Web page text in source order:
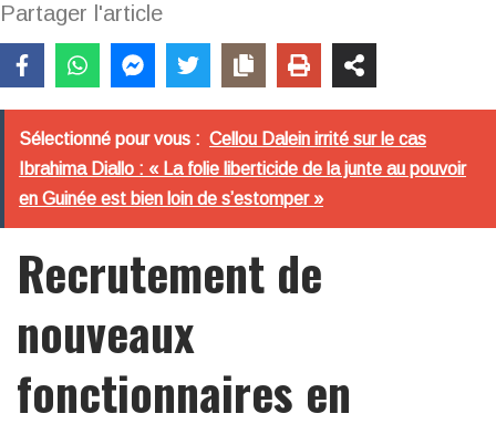
Partager l'article
Sélectionné pour vous : Cellou Dalein irrité sur le cas
Ibrahima Diallo : « La folie liberticide de la junte au pouvoir
en Guinée est bien loin de s’estomper »
Recrutement de
nouveaux
fonctionnaires en